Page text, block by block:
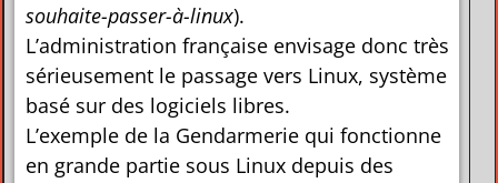
souhaite-passer-à-linux).
L’administration française envisage donc très
sérieusement le passage vers Linux, système
basé sur des logiciels libres.
L’exemple de la Gendarmerie qui fonctionne
en grande partie sous Linux depuis des